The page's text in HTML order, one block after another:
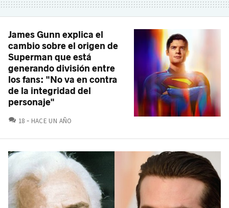
James Gunn explica el
cambio sobre el origen de
Superman que está
generando división entre
los fans: "No va en contra
de la integridad del
personaje"
18 COMENTARIOS
HACE UN AÑO